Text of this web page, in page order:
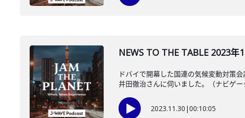
NEWS TO THE TABLE 2023
ドバイで開幕した国連の気候変動対策
井田徹治さんに伺いました。（ナビゲー
2023.11.30 |00:10:05